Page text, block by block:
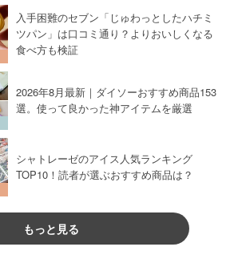
入手困難のセブン「じゅわっとしたハチミ
ツパン」は口コミ通り？よりおいしくなる
食べ方も検証
2026年8月最新｜ダイソーおすすめ商品153
選。使って良かった神アイテムを厳選
シャトレーゼのアイス人気ランキング
TOP10！読者が選ぶおすすめ商品は？
もっと見る